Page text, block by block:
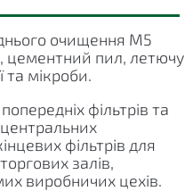
очищення M5
цементний пил, летючу
та мікроби.
фільтрів та
фільтрів для
залів,
виробничих цехів.